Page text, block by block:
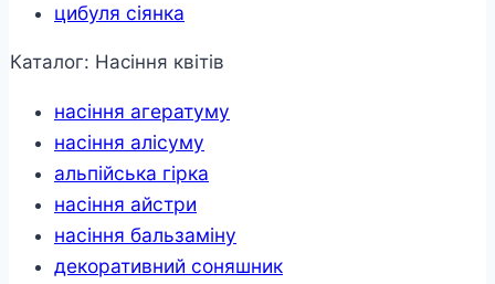
цибуля сіянка
Каталог: Насіння квітів
насіння агератуму
насіння алісуму
альпійська гірка
насіння айстри
насіння бальзаміну
декоративний соняшник